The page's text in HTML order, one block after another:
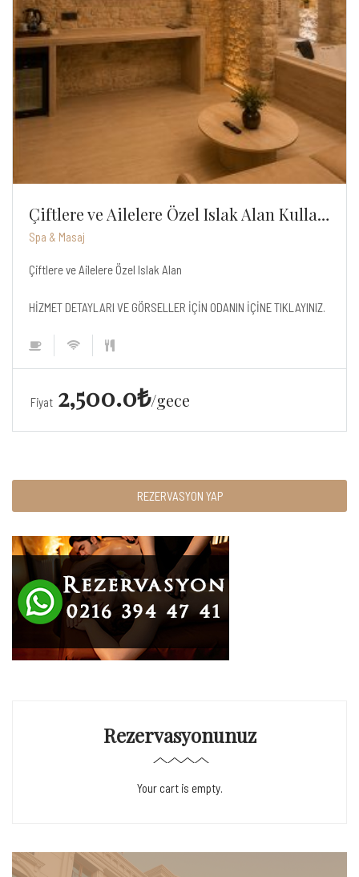
Çiftlere ve Ailelere Özel Islak Alan Kullanımı
Spa & Masaj
Çiftlere ve Ailelere Özel Islak Alan
HİZMET DETAYLARI VE GÖRSELLER İÇİN ODANIN İÇİNE TIKLAYINIZ.
Fiyat 2,500.0₺ gece
REZERVASYON YAP
Rezervasyonunuz
Your cart is empty.